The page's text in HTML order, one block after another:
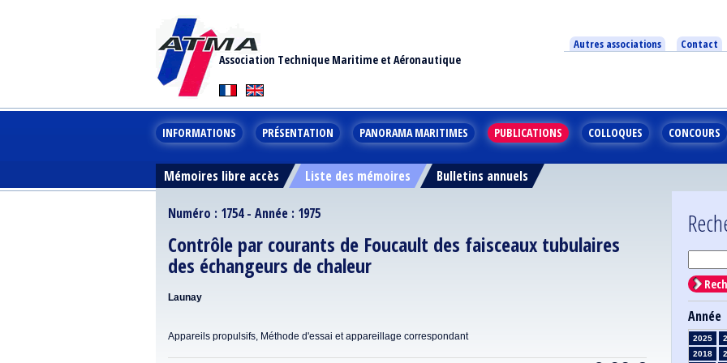
Association Technique Maritime et Aéronautique
Autres associations Contact
INFORMATIONS PRÉSENTATION PANORAMA MARITIMES PUBLICATIONS COLLOQUES CONCOURS
Mémoires libre accès Liste des mémoires Bulletins annuels
Numéro : 1754 - Année : 1975
Contrôle par courants de Foucault des faisceaux tubulaires
des échangeurs de chaleur
Launay
Appareils propulsifs, Méthode d'essai et appareillage correspondant
Année
2025
2018